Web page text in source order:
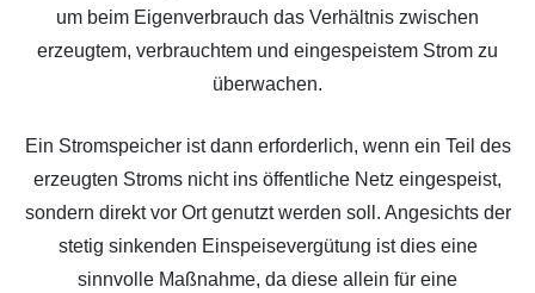
um beim Eigenverbrauch das Verhältnis zwischen
erzeugtem, verbrauchtem und eingespeistem Strom zu
überwachen.
Ein Stromspeicher ist dann erforderlich, wenn ein Teil des
erzeugten Stroms nicht ins öffentliche Netz eingespeist,
sondern direkt vor Ort genutzt werden soll. Angesichts der
stetig sinkenden Einspeisevergütung ist dies eine
sinnvolle Maßnahme, da diese allein für eine